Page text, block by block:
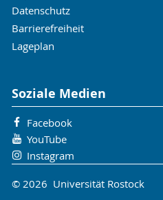
Datenschutz
Barrierefreiheit
Lageplan
Soziale Medien
Facebook
YouTube
Instagram
© 2026 Universität Rostock